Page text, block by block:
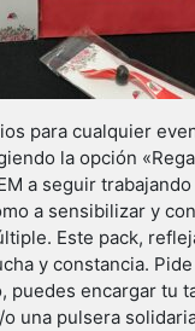
para cualquier
la opción
a seguir
a sensibilizar y
Este pack,
y constancia.
puedes encargar tu
una pulsera